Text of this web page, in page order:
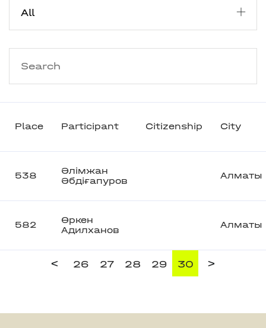
Place Participant Citizenship City
538
Әлімжан
Әбдіғапуров
Алматы
582
Өркен
Адилханов
Алматы
< 26 27 28 29 30 >